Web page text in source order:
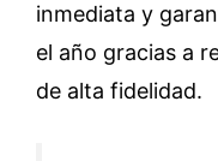
inmediata y
el año gracias a
de alta fidelidad.